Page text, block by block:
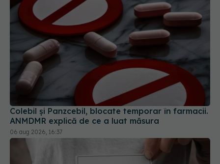
Colebil și Panzcebil, blocate temporar în farmacii.
ANMDMR explică de ce a luat măsura
06 aug 2026, 16:37